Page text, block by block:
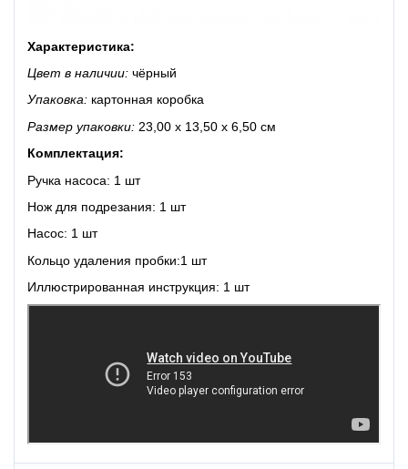
Характеристика:
Цвет в наличии: чёрный
Упаковка: картонная коробка
Размер упаковки: 23,00 х 13,50 х 6,50 см
Комплектация:
Ручка насоса: 1 шт
Нож для подрезания: 1 шт
Насос: 1 шт
Кольцо удаления пробки:1 шт
Иллюстрированная инструкция: 1 шт